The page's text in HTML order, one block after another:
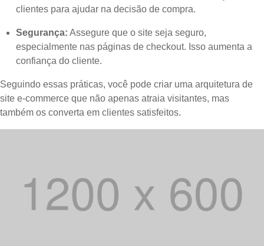
clientes para ajudar na decisão de compra.
Segurança: Assegure que o site seja seguro,
especialmente nas páginas de checkout. Isso aumenta a
confiança do cliente.
Seguindo essas práticas, você pode criar uma arquitetura de
site e-commerce que não apenas atraia visitantes, mas
também os converta em clientes satisfeitos.